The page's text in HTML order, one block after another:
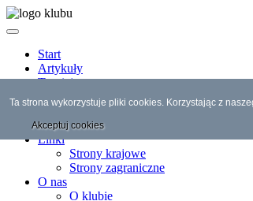
Start
Artykuły
Turnieje
Najbliższe turnieje
Wyszukiwarka turniejów
w obecnym miesiącu
Linki
Strony krajowe
Strony zagraniczne
O nas
O klubie
Ta strona wykorzystuje pliki cookies. Korzystając z
Akceptuj cookies